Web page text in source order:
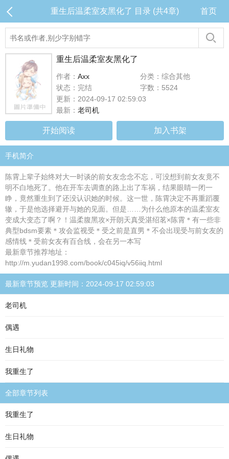
重生后温柔室友黑化了 目录 (共4章) 首页
重生后温柔室友黑化了
作者： Axx
分类：综合其他
状态：完结
字数：5524
更新：2024-09-17 02:59:03
最新： 老司机
开始阅读 加入书架
手机简介
陈霄上辈子始终对大一时谈的前女友念念不忘，可没想到前女友竟不
明不白地死了。他在开车去调查的路上出了车祸，结果眼睛一闭一
睁，竟然重生到了还没认识她的时候。这一世，陈霄决定不再重蹈覆
辙，于是他选择避开与她的见面。但是……为什么他原本的温柔室友
变成大变态了啊？！温柔腹黑攻×开朗天真受湛绍茗×陈霄＊有一些非
典型bdsm要素＊攻会监视受＊受之前是直男＊不会出现受与前女友的
感情线＊受前女友有百合线，会在另一本写
最新章节推荐地址：
http://m.yudan1998.com/book/c045iq/v56iiq.html
最新章节预览 更新时间：2024-09-17 02:59:03
老司机
偶遇
生日礼物
我重生了
全部章节列表
我重生了
生日礼物